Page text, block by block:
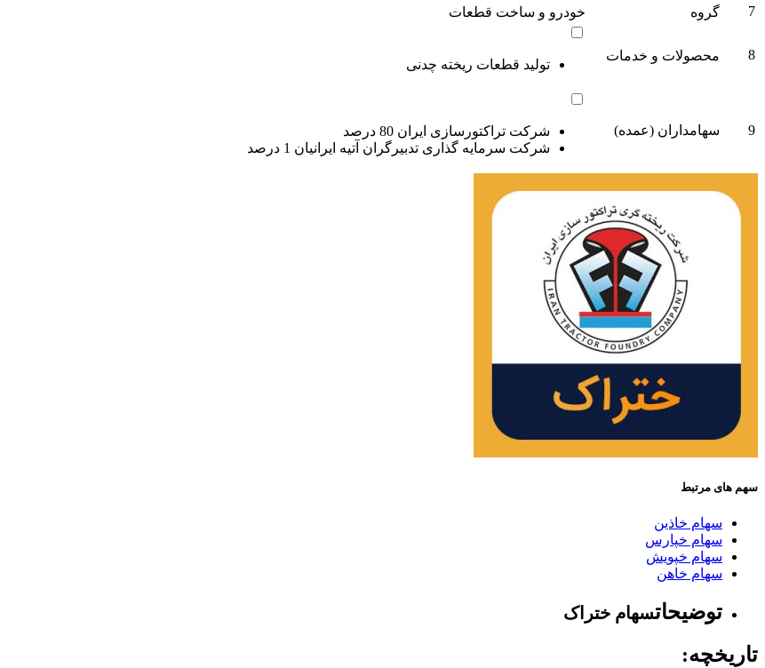
7
گروه خودرو و ساخت قطعات
8 محصولات و خدمات
تولید قطعات ریخته چدنی
9 سهامداران (عمده)
شركت تراكتورسازی ايران 80 درصد
شركت سرمايه گذاری تدبيرگران آتيه ايرانيان 1 درصد
سهم های مرتبط
سهام خاذین
سهام خپارس
سهام خپویش
سهام خاهن
توضیحاتسهام ختراک
تاریخچه: